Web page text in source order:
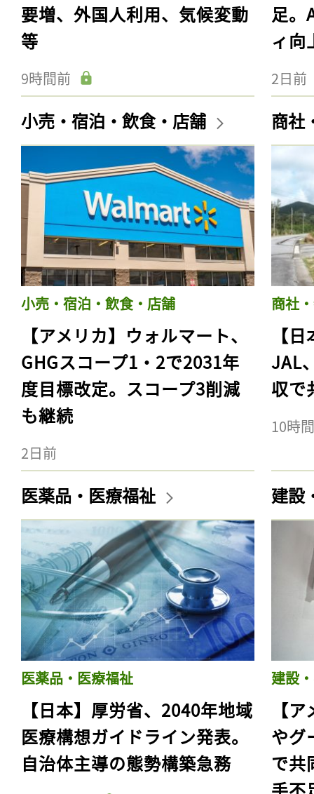
要増、外国人利用、気候変動
等
9時間前
足。
ィ向
2日前
小売・宿泊・飲食・店舗
小売・宿泊・飲食・店舗
【アメリカ】ウォルマート、
GHGスコープ1・2で2031年
度目標改定。スコープ3削減
も継続
2日前
商社
商社
【
JAL
収で
10時
医薬品・医療福祉
医薬品・医療福祉
【日本】厚労省、2040年地域
医療構想ガイドライン発表。
自治体主導の態勢構築急務
建設
建設
【
やグ
で共